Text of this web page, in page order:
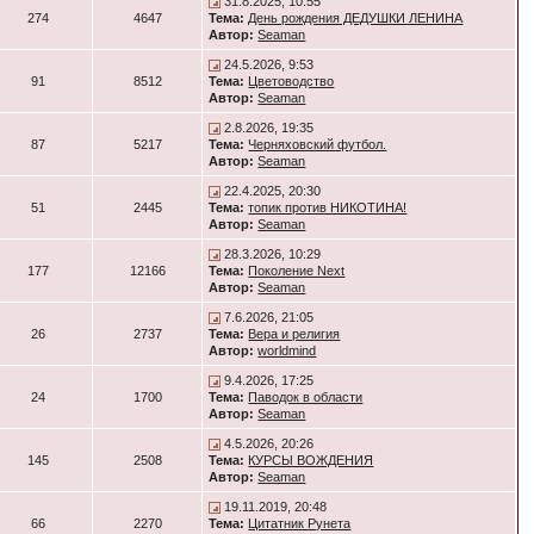
274 4647
Тема: День рождения ДЕДУШКИ ЛЕНИНА
Автор: Seaman
91 8512
24.5.2026, 9:53
Тема: Цветоводство
Автор: Seaman
87 5217
2.8.2026, 19:35
Тема: Черняховский футбол.
Автор: Seaman
51 2445
22.4.2025, 20:30
Тема: топик против НИКОТИНА!
Автор: Seaman
177 12166
28.3.2026, 10:29
Тема: Поколение Next
Автор: Seaman
26 2737
7.6.2026, 21:05
Тема: Вера и религия
Автор: worldmind
24 1700
9.4.2026, 17:25
Тема: Паводок в области
Автор: Seaman
145 2508
4.5.2026, 20:26
Тема: КУРСЫ ВОЖДЕНИЯ
Автор: Seaman
66 2270
19.11.2019, 20:48
Тема: Цитатник Рунета